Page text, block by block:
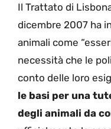
Il Trattato di
dicembre 2007 ha
animali come
necessità che le
conto delle loro
le basi per una
degli animali da